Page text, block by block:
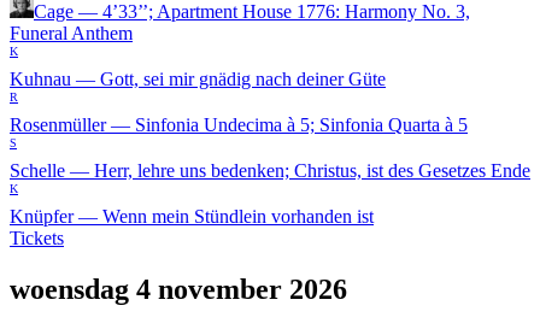
Cage — 4’33’’; Apartment House 1776: Harmony No. 3,
Funeral Anthem
K
Kuhnau — Gott, sei mir gnädig nach deiner Güte
R
Rosenmüller— Sinfonia Undecima à 5; Sinfonia Quarta à 5
S
Schelle — Herr, lehre uns bedenken; Christus, ist des Gesetzes Ende
K
Knüpfer— Wenn mein Stündlein vorhanden ist
Tickets
woensdag 4 november 2026